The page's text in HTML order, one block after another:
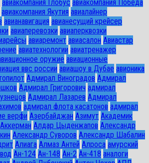
авиакомпания Глобус авиакомпания Победа
авиакомпания Якутия авиалайнер
авианавигация авианесущий крейсер
авиаперевозки авиаперквозки
авиаремонт авиасалон Авиастар
авиатехнологии авиатренажер
оружие авиационные
ввс россии авиашоу в Дубае авионика
Адмирал Виноградов Адмирал
Адмирал Григорович адмирал
Адмирал Лазарев Адмирал
адмирал флота касатонов адмирал
верфи Азербайджан Азимут Академик
Аккерман Алдар Цыденжапов Александр
Александр Суворов Александр Шабалин
Алиага Алмаз Антей Алроса амурский
Ан-124 Ан-148 Ан-2 Ан-418 аналоги